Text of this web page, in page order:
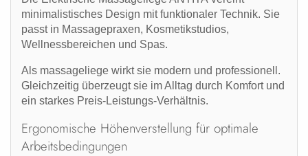
minimalistisches Design mit funktionaler Technik. Sie
passt in Massagepraxen, Kosmetikstudios,
Wellnessbereichen und Spas.
Als massageliege wirkt sie modern und professionell.
Gleichzeitig überzeugt sie im Alltag durch Komfort und
ein starkes Preis-Leistungs-Verhältnis.
Ergonomische Höhenverstellung für optimale
Arbeitsbedingungen